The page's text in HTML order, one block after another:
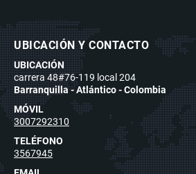
UBICACIÓN Y CONTACTO
UBICACIÓN
carrera 48#76-119 local 204
Barranquilla - Atlántico - Colombia
MÓVIL
3007292310
TELÉFONO
3567945